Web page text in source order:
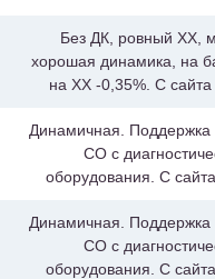
Без ДК, ровный ХХ,
хорошая динамика, на
на ХХ -0,35%. С сайта
Динамичная. Поддержка
СО с
оборудования. С
Динамичная. Поддержка
СО с
оборудования. С